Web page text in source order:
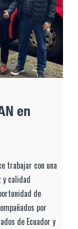
en
trabajar con una
y calidad
de
por
de Ecuador y